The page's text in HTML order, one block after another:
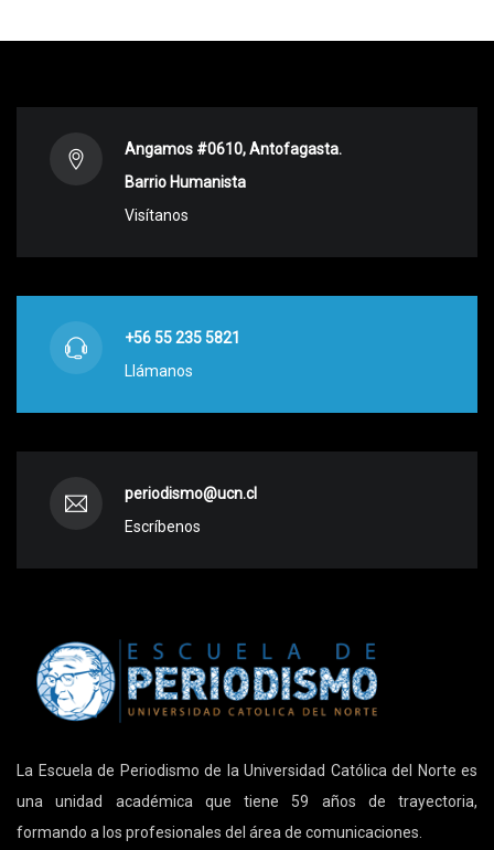
Angamos #0610, Antofagasta.
Barrio Humanista
Visítanos
+56 55 235 5821
Llámanos
periodismo@ucn.cl
Escríbenos
La Escuela de Periodismo de la Universidad Católica del Norte es
una unidad académica que tiene 59 años de trayectoria,
formando a los profesionales del área de comunicaciones.